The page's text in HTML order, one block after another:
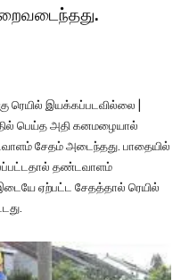
ரெயில் இயக்கப்படவில்லை |
பெய்த அதி கனமழையால்
சேதம் அடைந்தது. பாதையில்
தண்டவாளம்
ஏற்பட்ட சேதத்தால் ரெயில்